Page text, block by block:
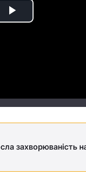
Play
захворюваність